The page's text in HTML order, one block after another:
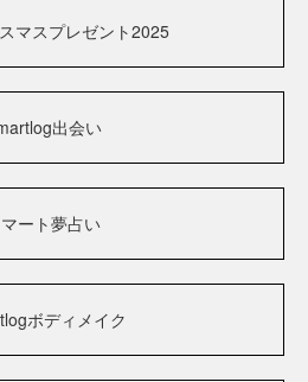
マスプレゼント2025
出会い
ート夢占い
ボディメイク